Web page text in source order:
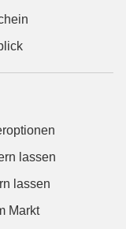
lassen
lassen
Markt